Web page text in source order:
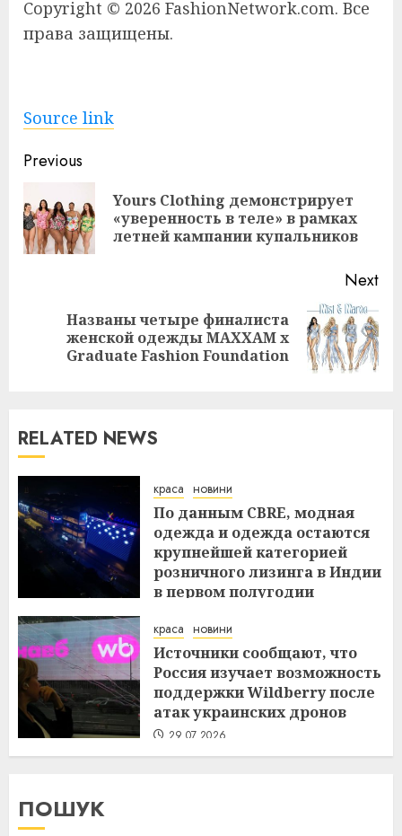
Copyright © 2026 FashionNetwork.com. Все
права защищены.
Source link
Continue
Reading
Previous
Yours Clothing демонстрирует
«уверенность в теле» в рамках
летней кампании купальников
Next
Названы четыре финалиста
женской одежды MAXXAM x
Graduate Fashion Foundation
RELATED NEWS
краса новини
По данным CBRE, модная
одежда и одежда остаются
крупнейшей категорией
розничного лизинга в Индии
в первом полугодии
краса новини
Источники сообщают, что
Россия изучает возможность
поддержки Wildberry после
атак украинских дронов
29.07.2026
ПОШУК